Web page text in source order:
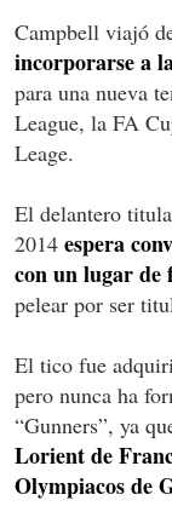
Campbell viajó
incorporarse a
para una nueva
League, la FA
Leage.
El delantero
2014 espera
con un lugar
pelear por ser
El tico fue
pero nunca ha
“Gunners”, ya
Lorient de
Olympiacos de